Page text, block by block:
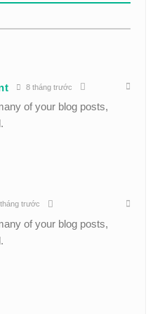
8 tháng trước
of your blog posts,
trước
of your blog posts,